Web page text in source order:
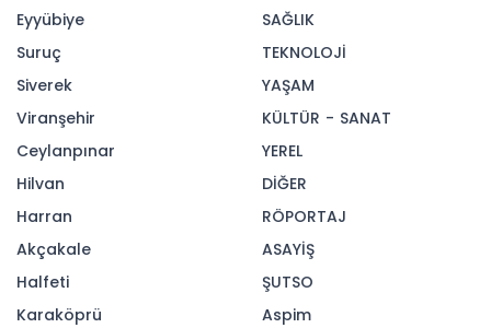
Eyyübiye
Suruç
Siverek
Viranşehir
Ceylanpınar
Hilvan
Harran
Akçakale
Halfeti
Karaköprü
SAĞLIK
TEKNOLOJİ
YAŞAM
KÜLTÜR - SANAT
YEREL
DİĞER
RÖPORTAJ
ASAYİŞ
ŞUTSO
Aspim